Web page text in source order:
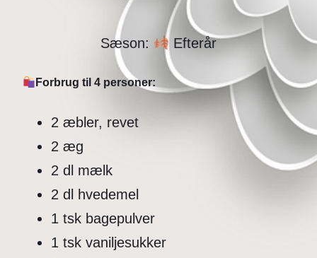
Sæson: Efterår
Forbrug til 4 personer:
2 æbler, revet
2 æg
2 dl mælk
2 dl hvedemel
1 tsk bagepulver
1 tsk vaniljesukker